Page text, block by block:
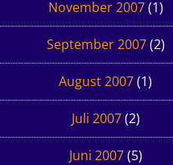
November 2007(1)
September 2007(2)
August 2007(1)
Juli 2007(2)
Juni 2007(5)